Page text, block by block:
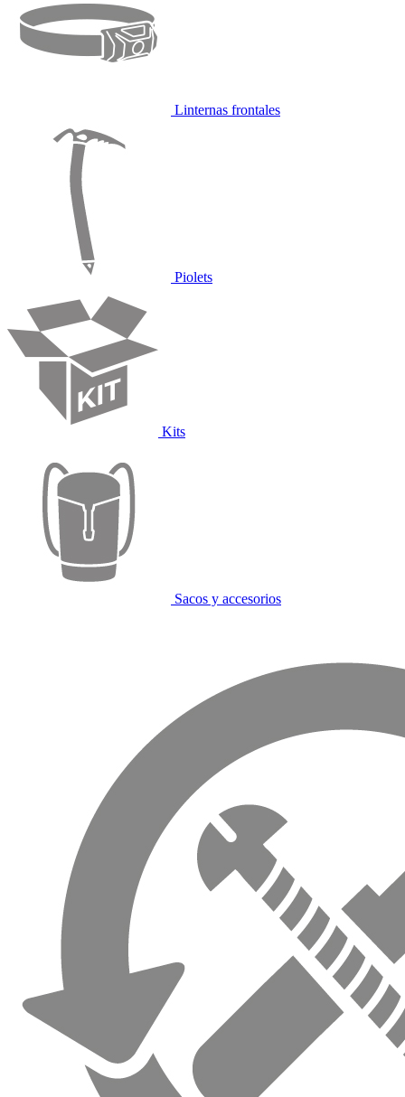
Linternas frontales
Piolets
Kits
Sacos y accesorios